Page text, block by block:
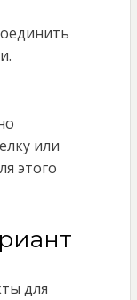
или
этого
для